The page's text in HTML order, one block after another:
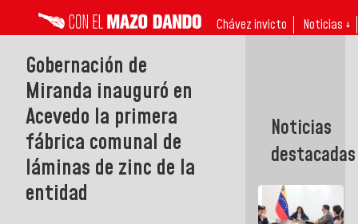
Chávez invicto Noticias ↓
Gobernación de
Miranda inauguró en
Acevedo la primera
fábrica comunal de
láminas de zinc de la
entidad
Noticias
destacadas